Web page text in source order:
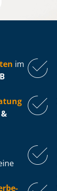
im